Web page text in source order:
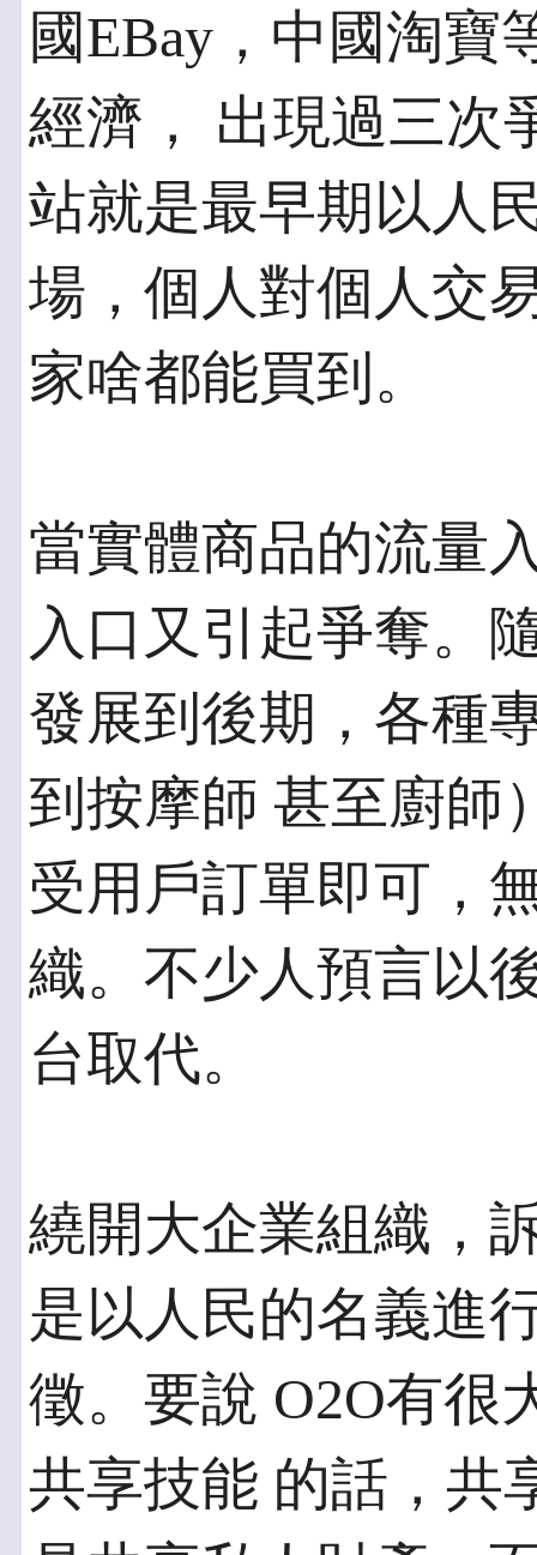
國EBay，中國淘寶
經濟， 出現過三次
站就是最早期以人
場，個人對個人交
家啥都能買到。
當實體商品的流量
入口又引起爭奪。
發展到後期，各種
到按摩師 甚至廚師
受用戶訂單即可，
織。不少人預言以
台取代。
繞開大企業組織，
是以人民的名義進
徵。要說 O2O有很
共享技能 的話，共